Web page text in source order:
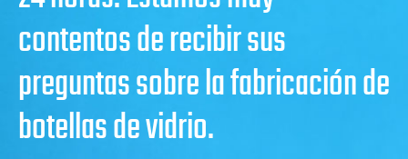
contentos de recibir sus
preguntas sobre la fabricación de
botellas de vidrio.